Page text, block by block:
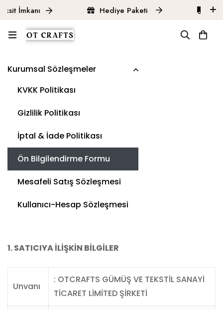
İmkanı Hediye Paketi
Ana Sayfa
Kurumsal Sözleşmeler
KVKK Politikası
Gizlilik Politikası
İptal & İade Politikası
Ön Bilgilendirme Formu
Mesafeli Satış Sözleşmesi
Kullanıcı-Hesap Sözleşmesi
1. SATICIYA İLİŞKİN BİLGİLER
Unvanı
: OTCRAFTS GÜMÜŞ VE TEKSTİL SANAYİ
TİCARET LİMİTED ŞİRKETİ